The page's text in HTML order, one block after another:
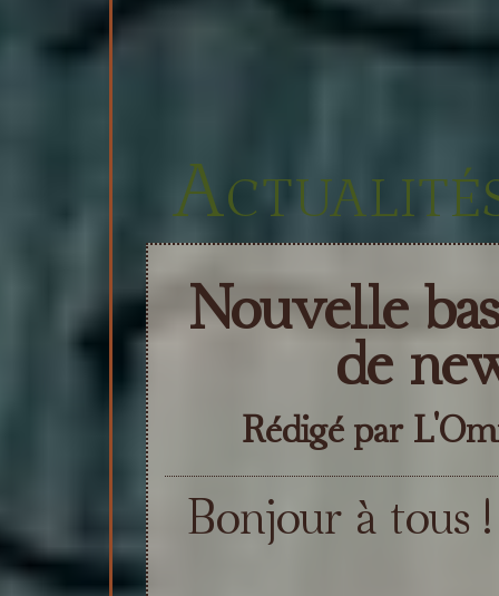
Nouvelle
de
Rédigé par
Bonjour à tous !